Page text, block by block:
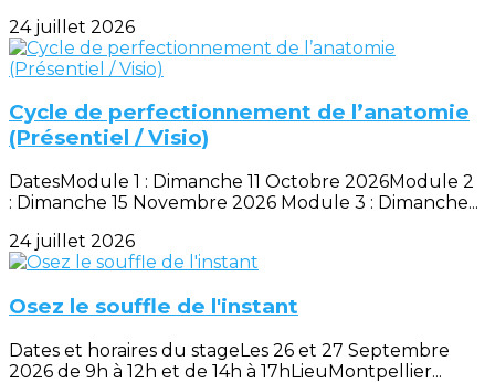
24 juillet 2026
Cycle de perfectionnement de l’anatomie
(Présentiel / Visio)
DatesModule 1 : Dimanche 11 Octobre 2026Module 2
: Dimanche 15 Novembre 2026 Module 3 : Dimanche...
24 juillet 2026
Osez le souffle de l'instant
Dates et horaires du stageLes 26 et 27 Septembre
2026 de 9h à 12h et de 14h à 17hLieuMontpellier...